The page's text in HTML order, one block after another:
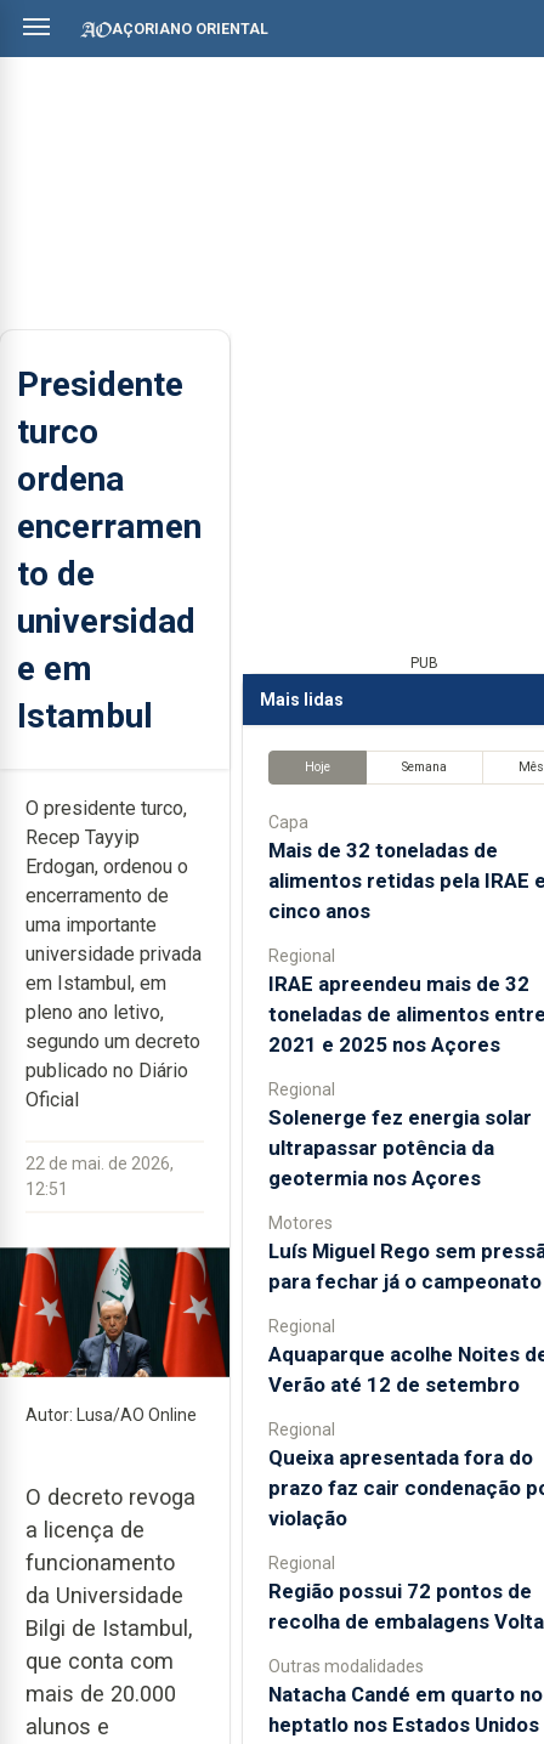
AÇORIANO ORIENTAL
Presidente
turco
ordena
encerramen
to de
universidad
e em
Istambul
O presidente turco,
Recep Tayyip
Erdogan, ordenou o
encerramento de
uma importante
universidade privada
em Istambul, em
pleno ano letivo,
segundo um decreto
publicado no Diário
Oficial
22 de mai. de 2026,
12:51
Autor: Lusa/AO Online
O decreto revoga
a licença de
funcionamento
da Universidade
Bilgi de Istambul,
que conta com
mais de 20.000
alunos e
PUB
Mais lidas
Hoje Semana Mês
Capa
Mais de 32 toneladas de
alimentos retidas pela IRAE
cinco anos
Regional
IRAE apreendeu mais de 32
toneladas de alimentos
2021 e 2025 nos Açores
Regional
Solenerge fez energia solar
ultrapassar potência da
geotermia nos Açores
Motores
Luís Miguel Rego sem
para fechar já o campeonato
Regional
Aquaparque acolhe Noites
Verão até 12 de setembro
Regional
Queixa apresentada fora do
prazo faz cair condenação
violação
Regional
Região possui 72 pontos de
recolha de embalagens Volta
Outras modalidades
Natacha Candé em quarto no
heptatlo nos Estados Unidos